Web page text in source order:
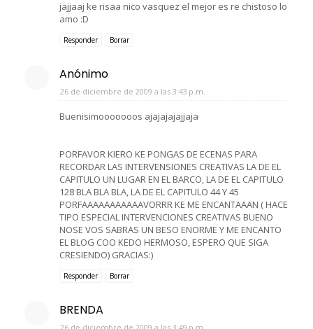
jajjaaj ke risaa nico vasquez el mejor es re chistoso lo
amo :D
Responder Borrar
Anónimo
26 de diciembre de 2009 a las 3:43 p.m.
Buenisimooooooos ajajajajajjaja
PORFAVOR KIERO KE PONGAS DE ECENAS PARA
RECORDAR LAS INTERVENSIONES CREATIVAS LA DE EL
CAPITULO UN LUGAR EN EL BARCO, LA DE EL CAPITULO
128 BLA BLA BLA, LA DE EL CAPITULO 44 Y 45
PORFAAAAAAAAAAAVORRR KE ME ENCANTAAAN ( HACE
TIPO ESPECIAL INTERVENCIONES CREATIVAS BUENO
NOSE VOS SABRAS UN BESO ENORME Y ME ENCANTO
EL BLOG COO KEDO HERMOSO, ESPERO QUE SIGA
CRESIENDO) GRACIAS:)
Responder Borrar
BRENDA